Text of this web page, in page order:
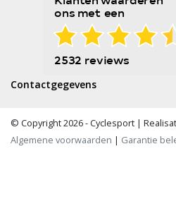
Contactgegevens
© Copyright 2026 - Cyclesport |
Algemene voorwaarden | Garantie